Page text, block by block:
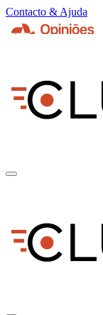
Contacto & Ajuda